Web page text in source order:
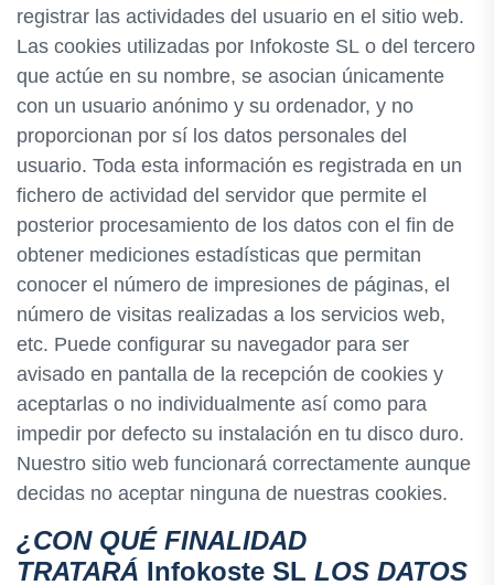
registrar las actividades del usuario en el sitio web.
Las cookies utilizadas por Infokoste SL o del tercero
que actúe en su nombre, se asocian únicamente
con un usuario anónimo y su ordenador, y no
proporcionan por sí los datos personales del
usuario. Toda esta información es registrada en un
fichero de actividad del servidor que permite el
posterior procesamiento de los datos con el fin de
obtener mediciones estadísticas que permitan
conocer el número de impresiones de páginas, el
número de visitas realizadas a los servicios web,
etc. Puede configurar su navegador para ser
avisado en pantalla de la recepción de cookies y
aceptarlas o no individualmente así como para
impedir por defecto su instalación en tu disco duro.
Nuestro sitio web funcionará correctamente aunque
decidas no aceptar ninguna de nuestras cookies.
¿CON QUÉ FINALIDAD
TRATARÁ Infokoste SL LOS DATOS